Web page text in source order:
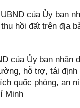
của Ủy ban
hồi đất trên địa
của Ủy ban nhân
hỗ trợ, tái
quốc phòng, an
Minh